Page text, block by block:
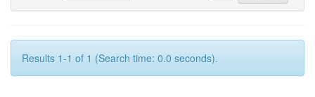
Results 1-1 of 1 (Search time: 0.0 seconds).